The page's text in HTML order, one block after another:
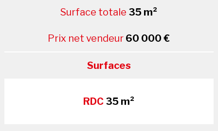
Surface totale 35 m²
Prix net vendeur 60 000 €
Surfaces
RDC 35 m²